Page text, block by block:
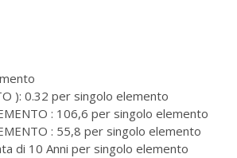
): 0.32 per singolo elemento
: 106,6 per singolo elemento
: 55,8 per singolo elemento
di 10 Anni per singolo elemento